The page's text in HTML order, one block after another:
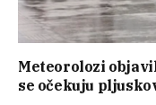
Meteorolozi
se očekuju